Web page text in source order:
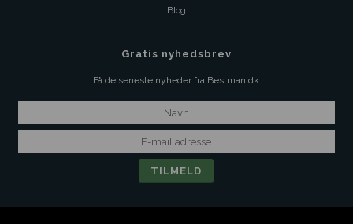
Blog
Gratis nyhedsbrev
Få de seneste nyheder fra Bestman.dk